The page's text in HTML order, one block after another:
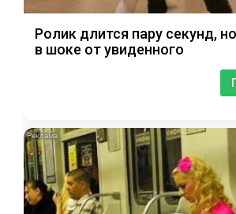
Ролик длится пару секунд,
в шоке от увиденного